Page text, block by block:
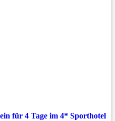
für 4 Tage im 4* Sporthotel